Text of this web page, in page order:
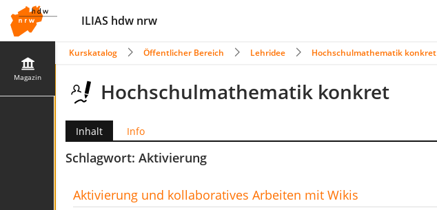
ILIAS hdw nrw
Magazin
Kurskatalog Öffentlicher Bereich Lehridee Hochschulmathematik konkret
Hochschulmathematik konkret
Inhalt Info
Schlagwort: Aktivierung
Aktivierung und kollaboratives Arbeiten mit Wikis